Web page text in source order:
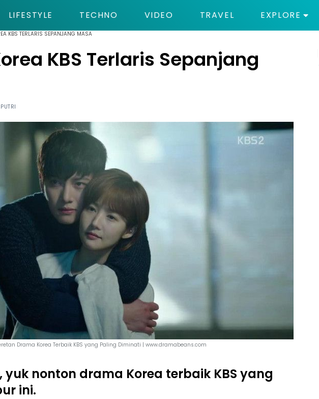
LIFESTYLE TECHNO VIDEO TRAVEL EXPLORE
KBS TERLARIS SEPANJANG MASA
KBS Terlaris Sepanjang
Drama Korea Terbaik KBS yang Paling Diminati | www.dramabeans.com
nonton drama Korea terbaik KBS yang
ini.